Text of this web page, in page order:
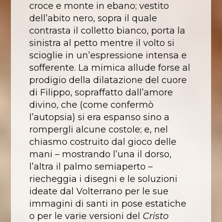
croce e monte in ebano; vestito
dell’abito nero, sopra il quale
contrasta il colletto bianco, porta la
sinistra al petto mentre il volto si
scioglie in un’espressione intensa e
sofferente. La mimica allude forse al
prodigio della dilatazione del cuore
di Filippo, sopraffatto dall’amore
divino, che (come confermò
l’autopsia) si era espanso sino a
rompergli alcune costole; e, nel
chiasmo costruito dal gioco delle
mani – mostrando l’una il dorso,
l’altra il palmo semiaperto –
riecheggia i disegni e le soluzioni
ideate dal Volterrano per le sue
immagini di santi in pose estatiche
o per le varie versioni del Cristo